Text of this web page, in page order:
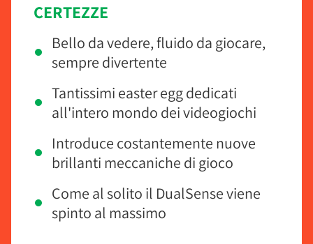
CERTEZZE
Bello da vedere, fluido da giocare,
sempre divertente
Tantissimi easter egg dedicati
all'intero mondo dei videogiochi
Introduce costantemente nuove
brillanti meccaniche di gioco
Come al solito il DualSense viene
spinto al massimo